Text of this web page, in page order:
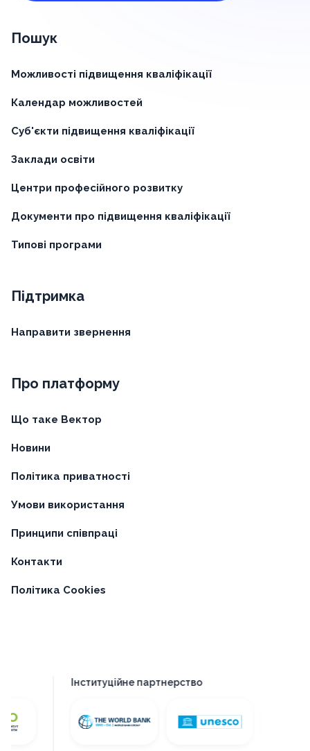
Пошук
Можливості підвищення кваліфікації
Календар можливостей
Суб'єкти підвищення кваліфікації
Заклади освіти
Центри професійного розвитку
Документи про підвищення кваліфікації
Типові програми
Підтримка
Направити звернення
Про платформу
Що таке Вектор
Новини
Політика приватності
Умови використання
Принципи співпраці
Контакти
Політика Cookies
Інституційне партнерство